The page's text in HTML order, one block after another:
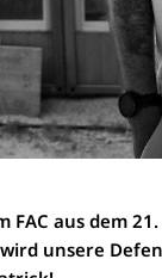
aus dem
unsere